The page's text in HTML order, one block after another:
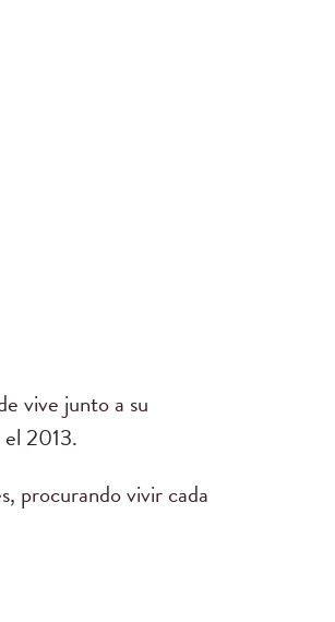
vive junto a su
2013.
procurando vivir cada